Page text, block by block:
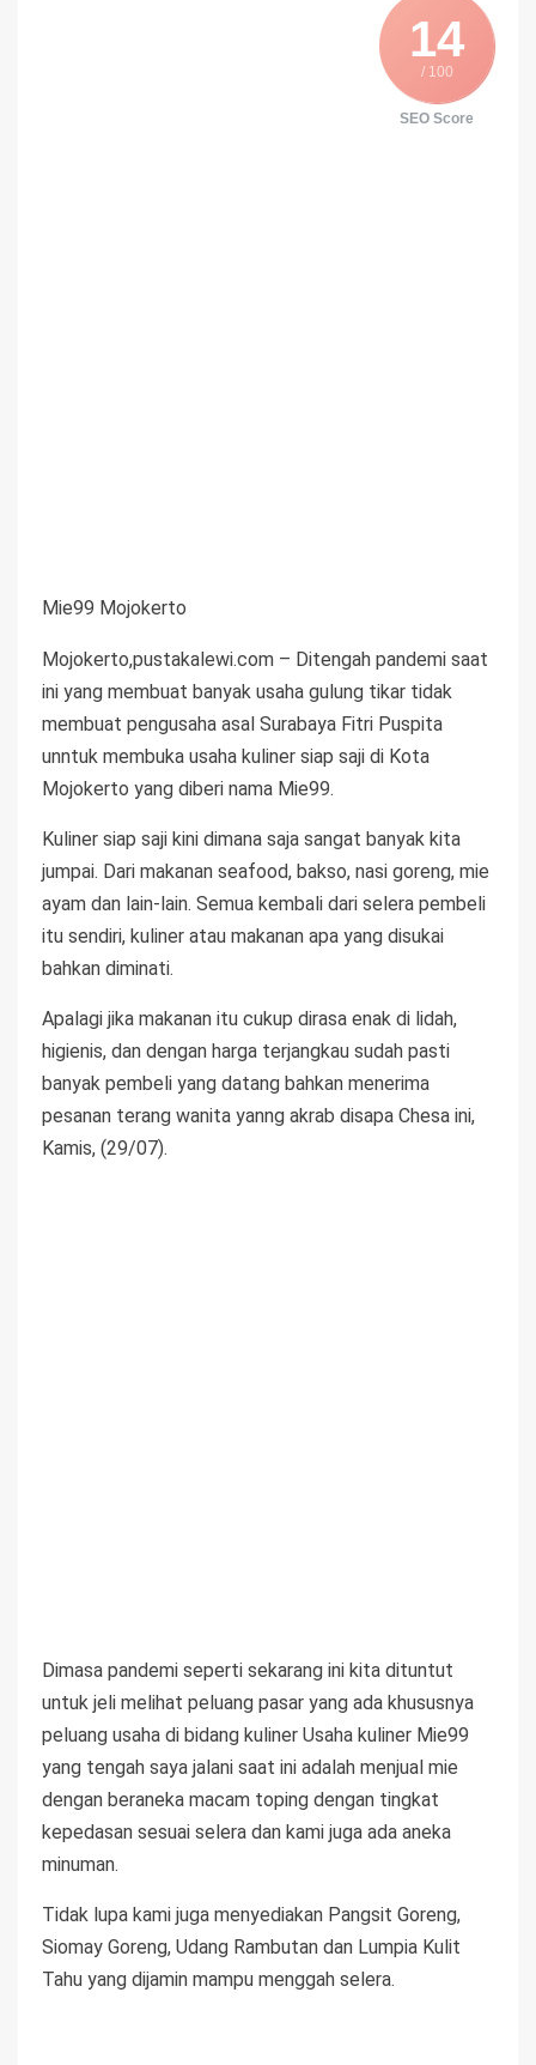
14
/ 100
SEO Score
Mie99 Mojokerto
Mojokerto,pustakalewi.com – Ditengah pandemi saat
ini yang membuat banyak usaha gulung tikar tidak
membuat pengusaha asal Surabaya Fitri Puspita
unntuk membuka usaha kuliner siap saji di Kota
Mojokerto yang diberi nama Mie99.
Kuliner siap saji kini dimana saja sangat banyak kita
jumpai. Dari makanan seafood, bakso, nasi goreng, mie
ayam dan lain-lain. Semua kembali dari selera pembeli
itu sendiri, kuliner atau makanan apa yang disukai
bahkan diminati.
Apalagi jika makanan itu cukup dirasa enak di lidah,
higienis, dan dengan harga terjangkau sudah pasti
banyak pembeli yang datang bahkan menerima
pesanan terang wanita yanng akrab disapa Chesa ini,
Kamis, (29/07).
Dimasa pandemi seperti sekarang ini kita dituntut
untuk jeli melihat peluang pasar yang ada khususnya
peluang usaha di bidang kuliner Usaha kuliner Mie99
yang tengah saya jalani saat ini adalah menjual mie
dengan beraneka macam toping dengan tingkat
kepedasan sesuai selera dan kami juga ada aneka
minuman.
Tidak lupa kami juga menyediakan Pangsit Goreng,
Siomay Goreng, Udang Rambutan dan Lumpia Kulit
Tahu yang dijamin mampu menggah selera.